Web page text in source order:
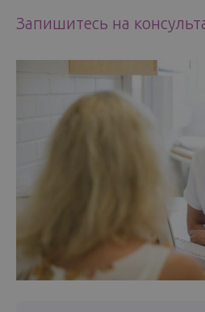
Запишитесь на